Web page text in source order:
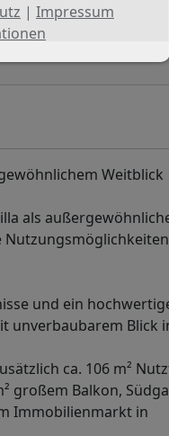
Weitblick
als
und ein
unverbaubarem Blick
ca. 106 m²
großem Balkon,
Immobilienmarkt in
| Impressum